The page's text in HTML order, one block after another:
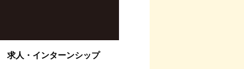
求人・インターンシップ